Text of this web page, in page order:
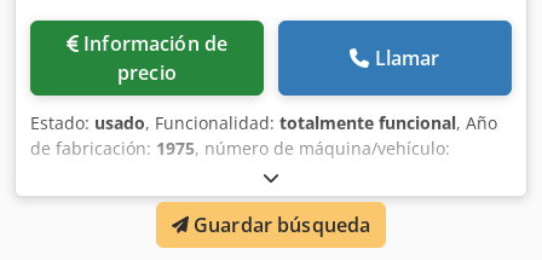
Información de
precio
Llamar
Estado: usado, Funcionalidad: totalmente funcional, Año
de fabricación: 1975, número de máquina/vehículo:
, Oferta No.: D02L/7025 Tipo de maquina:
desarroladora con motor Csdpfx Aowi Uakokberf Marca:
WAFIOS Tipo: AHM2 Ano: 1975 diámetro max. de rollo: 840
mm fuerza portante: 250 kg Sitio: Nuestros almacén
Guardar búsqueda